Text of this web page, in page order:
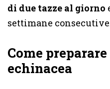
di due tazze al giorno
settimane
Come
echinacea